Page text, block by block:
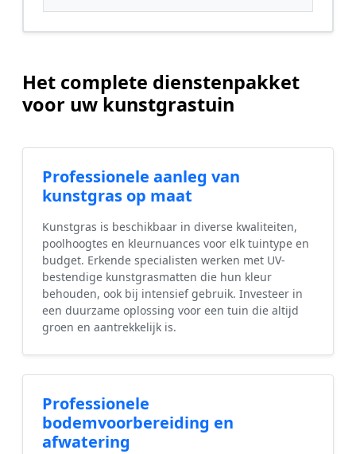
Het complete dienstenpakket
voor uw kunstgrastuin
Professionele aanleg van
kunstgras op maat
Kunstgras is beschikbaar in diverse kwaliteiten,
poolhoogtes en kleurnuances voor elk tuintype en
budget. Erkende specialisten werken met UV-
bestendige kunstgrasmatten die hun kleur
behouden, ook bij intensief gebruik. Investeer in
een duurzame oplossing voor een tuin die altijd
groen en aantrekkelijk is.
Professionele
bodemvoorbereiding en
afwatering